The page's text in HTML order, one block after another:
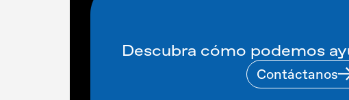
Descubra cómo podemos
Contáctanos